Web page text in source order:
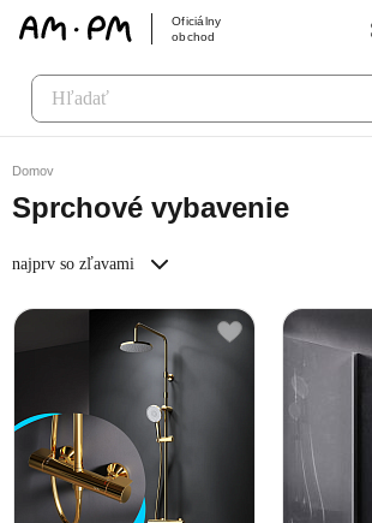
Oficiálny
obchod
Domov
Sprchové vybavenie
najprv so zľavami